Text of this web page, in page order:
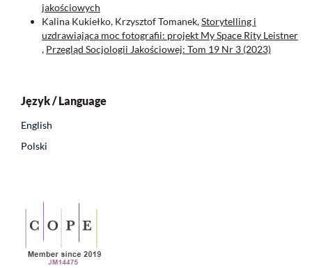
jakościowych
Kalina Kukiełko, Krzysztof Tomanek,Storytelling i
uzdrawiająca moc fotografii: projekt My Space Rity Leistner
, Przegląd Socjologii Jakościowej: Tom 19 Nr 3 (2023)
Język / Language
English
Polski